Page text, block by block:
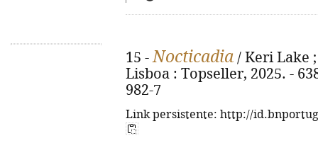
15 -Nocticadia / Keri Lake
Lisboa : Topseller, 2025. -
982-7
Link persistente: http://